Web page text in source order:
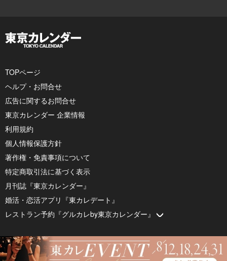
TOPページ
ヘルプ・お問合せ
広告に関するお問合せ
東京カレンダー 企業情報
利用規約
個人情報保護方針
著作権・免責事項について
特定商取引法に基づく表示
月刊誌『東京カレンダー』
婚活・恋活アプリ『東カレデート』
レストラン予約『グルカレby東京カレンダー』